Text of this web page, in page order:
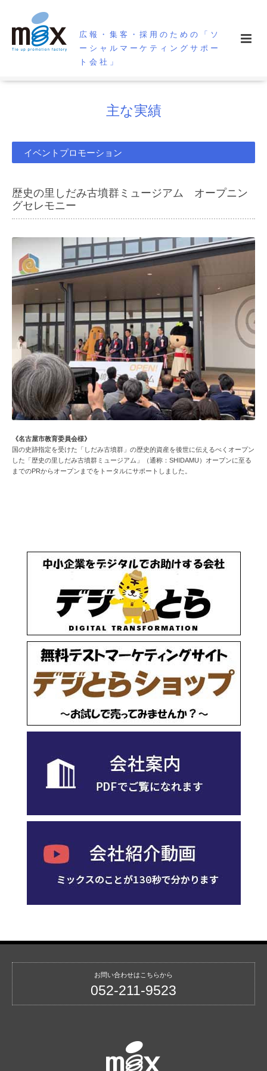
広報・集客・採用のための「ソ
ーシャルマーケティングサポー
ト会社」
主な実績
イベントプロモーション
歴史の里しだみ古墳群ミュージアム オープニン
グセレモニー
《名古屋市教育委員会様》
国の史跡指定を受けた「しだみ古墳群」の歴史的資産を後世に伝えるべくオープン
した「歴史の里しだみ古墳群ミュージアム」（通称：SHIDAMU）オープンに至る
までのPRからオープンまでをトータルにサポートしました。
お問い合わせはこちらから
052-211-9523